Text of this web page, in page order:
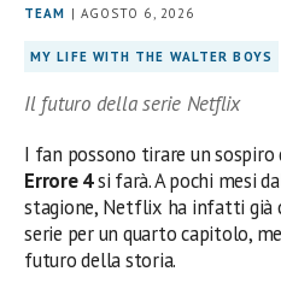
TEAM | AGOSTO 6, 2026
MY LIFE WITH THE WALTER BOYS
Il futuro della serie Netflix
I fan possono tirare un sospiro
Errore 4si farà. A pochi mesi
stagione, Netflix ha infatti già
serie per un quarto capitolo,
futuro della storia.